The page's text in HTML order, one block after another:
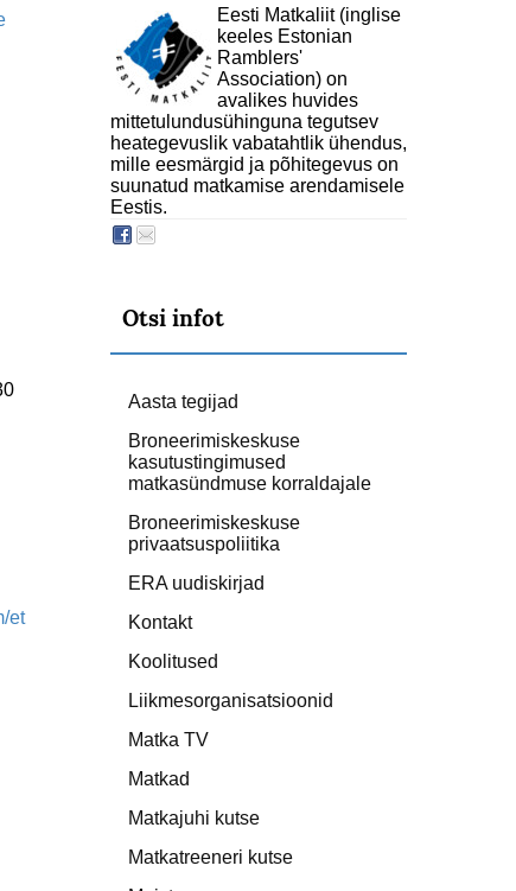
et
Eesti Matkaliit (inglise
keeles Estonian
Ramblers'
Association) on
avalikes huvides
mittetulundusühinguna tegutsev
heategevuslik vabatahtlik ühendus,
mille eesmärgid ja põhitegevus on
suunatud matkamise arendamisele
Eestis.
Otsi infot
Aasta tegijad
Broneerimiskeskuse
kasutustingimused
matkasündmuse korraldajale
Broneerimiskeskuse
privaatsuspoliitika
ERA uudiskirjad
Kontakt
Koolitused
Liikmesorganisatsioonid
Matka TV
Matkad
Matkajuhi kutse
Matkatreeneri kutse